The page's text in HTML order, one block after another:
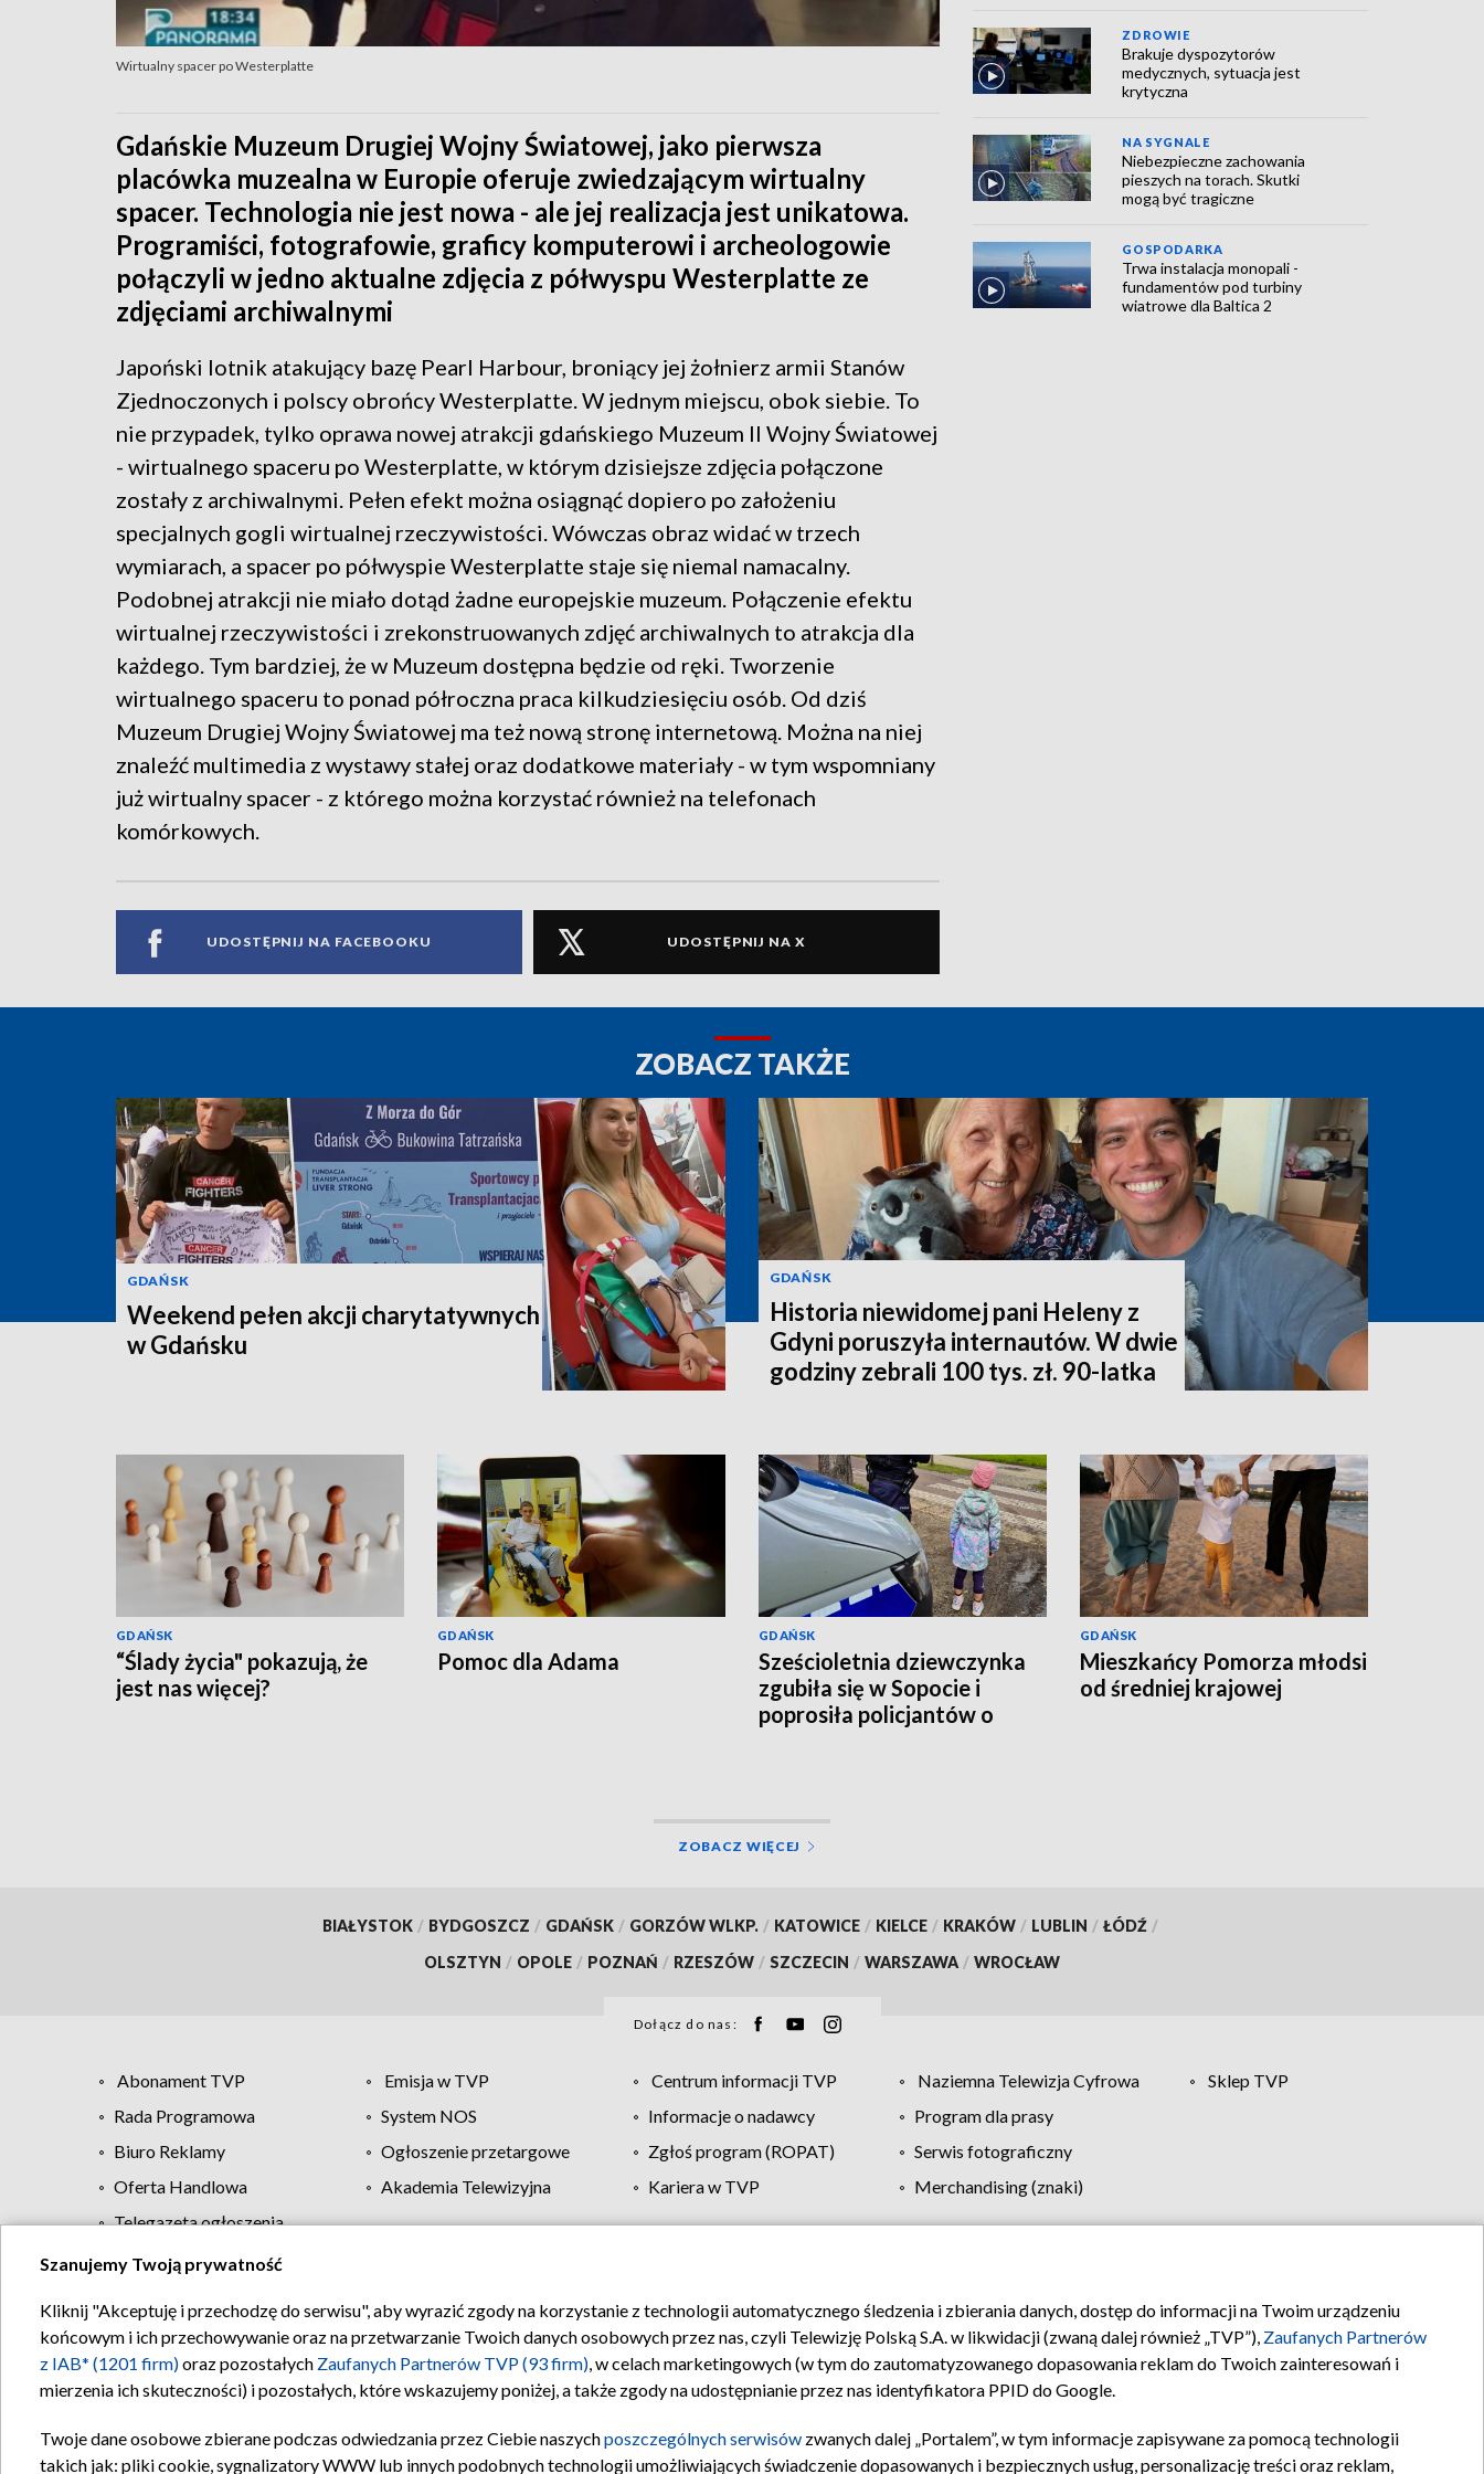
Wirtualny spacer po Westerplatte
Gdańskie Muzeum Drugiej Wojny Światowej, jako pierwsza
placówka muzealna w Europie oferuje zwiedzającym wirtualny
spacer. Technologia nie jest nowa - ale jej realizacja jest unikatowa.
Programiści, fotografowie, graficy komputerowi i archeologowie
połączyli w jedno aktualne zdjęcia z półwyspu Westerplatte ze
zdjęciami archiwalnymi
Japoński lotnik atakujący bazę Pearl Harbour, broniący jej żołnierz armii Stanów
Zjednoczonych i polscy obrońcy Westerplatte. W jednym miejscu, obok siebie. To
nie przypadek, tylko oprawa nowej atrakcji gdańskiego Muzeum II Wojny Światowej
- wirtualnego spaceru po Westerplatte, w którym dzisiejsze zdjęcia połączone
zostały z archiwalnymi. Pełen efekt można osiągnąć dopiero po założeniu
specjalnych gogli wirtualnej rzeczywistości. Wówczas obraz widać w trzech
wymiarach, a spacer po półwyspie Westerplatte staje się niemal namacalny.
Podobnej atrakcji nie miało dotąd żadne europejskie muzeum. Połączenie efektu
wirtualnej rzeczywistości i zrekonstruowanych zdjęć archiwalnych to atrakcja dla
każdego. Tym bardziej, że w Muzeum dostępna będzie od ręki. Tworzenie
wirtualnego spaceru to ponad półroczna praca kilkudziesięciu osób. Od dziś
Muzeum Drugiej Wojny Światowej ma też nową stronę internetową. Można na niej
znaleźć multimedia z wystawy stałej oraz dodatkowe materiały - w tym wspomniany
już wirtualny spacer - z którego można korzystać również na telefonach
komórkowych.
UDOSTĘPNIJ NA FACEBOOKU UDOSTĘPNIJ NA X
ZDROWIE
Brakuje dyspozytorów
medycznych, sytuacja jest
krytyczna
NA SYGNALE
Niebezpieczne zachowania
pieszych na torach. Skutki
mogą być tragiczne
GOSPODARKA
Trwa instalacja monopali -
fundamentów pod turbiny
wiatrowe dla Baltica 2
ZOBACZ TAKŻE
GDAŃSK
Weekend pełen akcji charytatywnych
w Gdańsku
GDAŃSK
Historia niewidomej pani Heleny z
Gdyni poruszyła internautów. W dwie
godziny zebrali 100 tys. zł. 90-latka
GDAŃSK
“Ślady życia" pokazują, że
jest nas więcej?
GDAŃSK
Pomoc dla Adama
GDAŃSK
Sześcioletnia dziewczynka
zgubiła się w Sopocie i
poprosiła policjantów o
GDAŃSK
Mieszkańcy Pomorza młodsi
od średniej krajowej
ZOBACZ WIĘCEJ
BIAŁYSTOK / BYDGOSZCZ / GDAŃSK / GORZÓW WLKP. / KATOWICE / KIELCE / KRAKÓW / LUBLIN / ŁÓDŹ /
OLSZTYN / OPOLE / POZNAŃ / RZESZÓW / SZCZECIN / WARSZAWA / WROCŁAW
Dołącz do nas:
Abonament TVP Emisja w TVP Centrum informacji TVP Naziemna Telewizja Cyfrowa
Sklep TVP
Rada Programowa
System NOS Informacje o nadawcy
Program dla prasy
Biuro Reklamy
Ogłoszenie przetargowe Zgłoś program (ROPAT)
Serwis fotograficzny
Oferta Handlowa
Akademia Telewizyjna Kariera w TVP
Merchandising (znaki)
Telegazeta ogłoszenia
Regulamin TVP Polityka prywatności Moje zgody Pomoc Biuro reklamy Kontakt
Szanujemy Twoją prywatność
Kliknij "Akceptuję i przechodzę do serwisu", aby wyrazić zgody na korzystanie z technologii automatycznego śledzenia i zbierania danych, dostęp do informacji na Twoim urządzeniu
końcowym i ich przechowywanie oraz na przetwarzanie Twoich danych osobowych przez nas, czyli Telewizję Polską S.A. w likwidacji (zwaną dalej również „TVP”), Zaufanych Partnerów
z IAB* (1201 firm)oraz pozostałych Zaufanych Partnerów TVP (93 firm), w celach marketingowych (w tym do zautomatyzowanego dopasowania reklam do Twoich zainteresowań i
mierzenia ich skuteczności) i pozostałych, które wskazujemy poniżej, a także zgody na udostępnianie przez nas identyfikatora PPID do Google.
Twoje dane osobowe zbierane podczas odwiedzania przez Ciebie naszychposzczególnych serwisów zwanych dalej „Portalem”, w tym informacje zapisywane za pomocą technologii
takich jak: pliki cookie, sygnalizatory WWW lub innych podobnych technologii umożliwiających świadczenie dopasowanych i bezpiecznych usług, personalizację treści oraz reklam,